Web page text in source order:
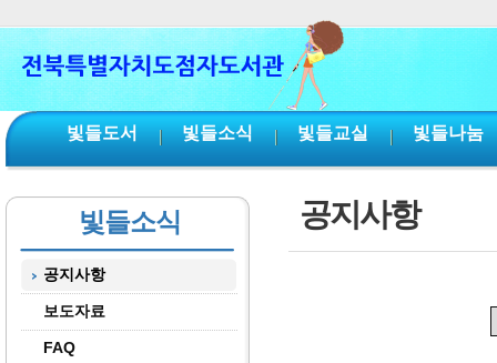
빛들도서 빛들소식 빛들교실 빛들나눔
빛들소식
공지사항
보도자료
FAQ
공지사항